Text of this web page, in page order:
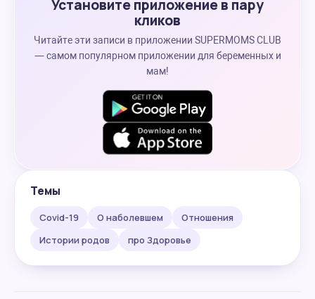
Установите приложение в пару
кликов
Читайте эти записи в приложении SUPERMOMS CLUB
— самом популярном приложении для беременных и
мам!
Темы
Covid-19 О наболевшем
Отношения
Истории родов
про Здоровье